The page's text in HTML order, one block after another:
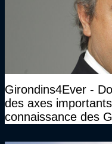
Girondins4Ever -
des axes
connaissance des